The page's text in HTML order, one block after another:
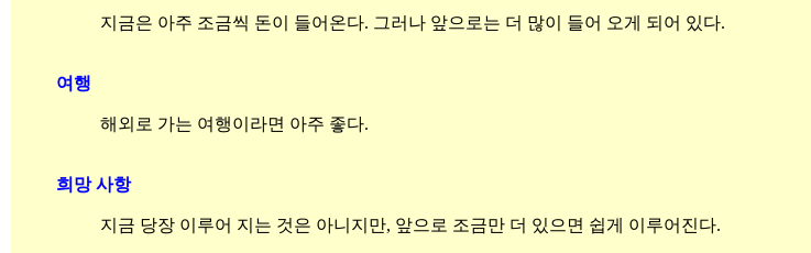
지금은 아주 조금씩 돈이 들어온다. 그러나 앞으로는 더 많이 들어 오게 되어 있다.
여행
해외로 가는 여행이라면 아주 좋다.
희망 사항
지금 당장 이루어 지는 것은 아니지만, 앞으로 조금만 더 있으면 쉽게 이루어진다.